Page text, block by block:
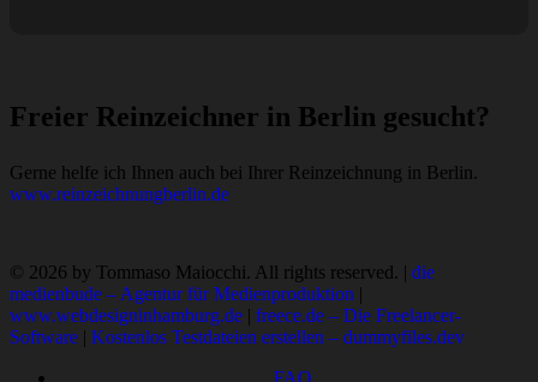
Freier Reinzeichner in Berlin gesucht?
Gerne helfe ich Ihnen auch bei Ihrer Reinzeichnung in Berlin.
www.reinzeichnungberlin.de
© 2026 by Tommaso Maiocchi. All rights reserved. | die
medienbude – Agentur für Medienproduktion |
www.webdesigninhamburg.de | freece.de – Die Freelancer-
Software | Kostenlos Testdateien erstellen – dummyfiles.dev
FAQ